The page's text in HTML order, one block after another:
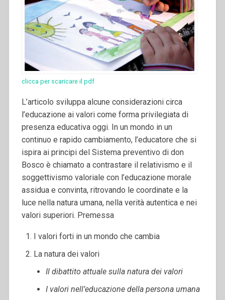
clicca per scaricare il pdf
L’articolo sviluppa alcune considerazioni circa
l’educazione ai valori come forma privilegiata di
presenza educativa oggi. In un mondo in un
continuo e rapido cambiamento, l’educatore che si
ispira ai principi del Sistema preventivo di don
Bosco è chiamato a contrastare il relativismo e il
soggettivismo valoriale con l’educazione morale
assidua e convinta, ritrovando le coordinate e la
luce nella natura umana, nella verità autentica e nei
valori superiori. Premessa
I valori forti in un mondo che cambia
La natura dei valori
Il dibattito attuale sulla natura dei valori
I valori nell’educazione della persona umana